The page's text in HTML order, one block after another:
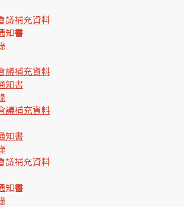
議補充資料
知書
議補充資料
知書
議補充資料
知書
議補充資料
知書